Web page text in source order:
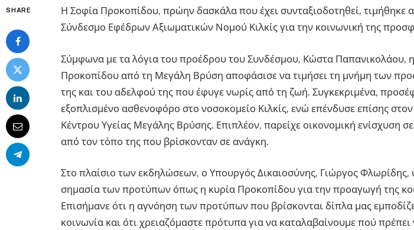
SHARE
Η Σοφία Προκοπίδου, πρώην δασκάλα που έχει συνταξιοδοτηθεί, τιμήθηκε
Σύνδεσμο Εφέδρων Αξιωματικών Νομού Κιλκίς για την κοινωνική της
Σύμφωνα με τα λόγια του προέδρου του Συνδέσμου, Κώστα Παπανικολάου,
Προκοπίδου από τη Μεγάλη Βρύση αποφάσισε να τιμήσει τη μνήμη των
της και του αδελφού της που έφυγε νωρίς από τη ζωή. Συγκεκριμένα,
εξοπλισμένο ασθενοφόρο στο νοσοκομείο Κιλκίς, ενώ επένδυσε επίσης
Κέντρου Υγείας Μεγάλης Βρύσης. Επιπλέον, παρείχε οικονομική ενίσχυση
από τον τόπο της που βρίσκονταν σε ανάγκη.
Στο πλαίσιο των εκδηλώσεων, ο Υπουργός Δικαιοσύνης, Γιώργος Φλωρίδης,
σημασία των προτύπων όπως η κυρία Προκοπίδου για την προαγωγή της
Επισήμανε ότι η αγνόηση των προτύπων που βρίσκονται δίπλα μας
κοινωνία και ότι χρειαζόμαστε πρότυπα για να καταλαβαίνουμε πού πρέπει